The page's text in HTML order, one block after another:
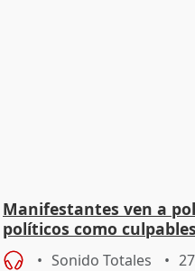
Manifestantes ven a
políticos como
joven
Sonido Totales